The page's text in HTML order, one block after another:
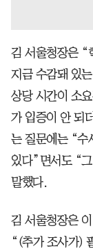
김 서울청장은 “
지금 수감돼 있
상당 시간이 소
가 입증이 안 되
는 질문에는 “수
있다”면서도 “
말했다.
김 서울청장은
“(추가 조사가)